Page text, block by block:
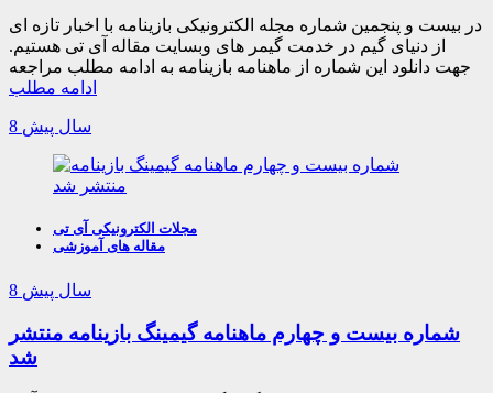
در بیست و پنجمین شماره مجله الکترونیکی بازینامه با اخبار تازه ای
از دنیای گیم در خدمت گیمر های وبسایت مقاله آی تی هستیم.
جهت دانلود این شماره از ماهنامه بازینامه به ادامه مطلب مراجعه
ادامه مطلب
8 سال پیش
مجلات الکترونیکی آی تی
مقاله های آموزشی
8 سال پیش
شماره بیست و چهارم ماهنامه گیمینگ بازینامه منتشر
شد